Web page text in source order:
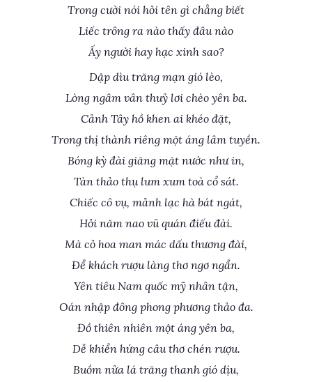
Trong cười nói hỏi tên gì chẳng biết
Liếc trông ra nào thấy đâu nào
Ấy người hay hạc xinh sao?
Dập dìu trăng mạn gió lèo,
Lòng ngâm vân thuỷ lơi chèo yên ba.
Cảnh Tây hồ khen ai khéo đặt,
Trong thị thành riêng một áng lâm tuyền.
Bóng kỳ đài giăng mặt nước như in,
Tàn thảo thụ lum xum toà cổ sát.
Chiếc cô vụ, mảnh lạc hà bát ngát,
Hỏi năm nao vũ quán điếu đài.
Mà cỏ hoa man mác dấu thương đài,
Để khách rượu làng thơ ngơ ngẩn.
Yên tiêu Nam quốc mỹ nhân tận,
Oán nhập đông phong phương thảo đa.
Đồ thiên nhiên một áng yên ba,
Dễ khiển hứng câu thơ chén rượu.
Buồm nửa lá trăng thanh gió dịu,